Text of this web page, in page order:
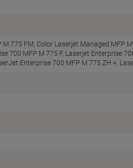
775 FM, Color Laserjet Managed MFP
700 MFP M 775 F, Laserjet Enterprise
Enterprise 700 MFP M 775 ZH +,